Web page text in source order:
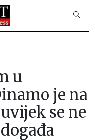
u
je na
se ne